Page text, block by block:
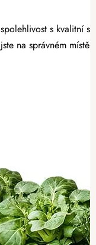
s kvalitní
na správném místě.